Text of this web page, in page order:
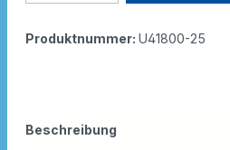
Produktnummer: U41800-25
Beschreibung